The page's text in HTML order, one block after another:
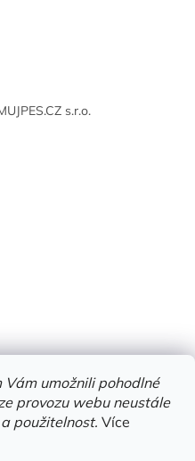
Vám umožnili pohodlné
provozu webu neustále
použitelnost. Více
s.r.o.